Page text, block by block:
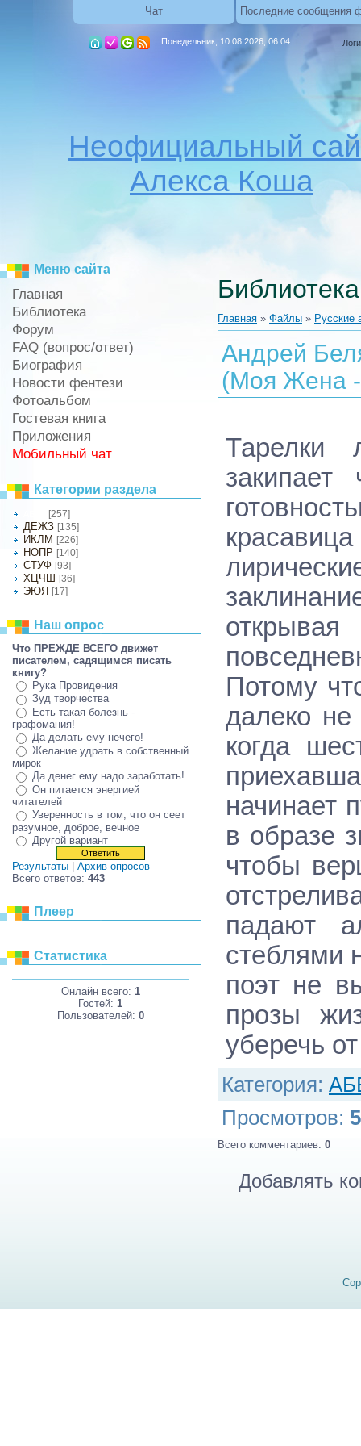
Чат Последние сообщения
Понедельник, 10.08.2026, 06:04
Неофициальный
Алекса Коша
Меню сайта
Главная
Библиотека
Форум
FAQ (вопрос/ответ)
Биография
Новости фентези
Фотоальбом
Гостевая книга
Приложения
Мобильный чат
Категории раздела
[257]
ДЕЖЗ [135]
ИКЛМ [226]
НОПР [140]
СТУФ [93]
ХЦЧШ [36]
ЭЮЯ [17]
Наш опрос
Что ПРЕЖДЕ ВСЕГО движет
писателем, садящимся писать
книгу?
Рука Провидения
Зуд творчества
Есть такая болезнь -
графомания!
Да делать ему нечего!
Желание удрать в собственный
мирок
Да денег ему надо заработать!
Он питается энергией
читателей
Уверенность в том, что он сеет
разумное, доброе, вечное
Другой вариант
Результаты
Архив опросов
Всего ответов: 443
Плеер
Статистика
Онлайн всего: 1
Гостей: 1
Пользователей: 0
Главная » Файлы » Русские
Андрей
(Моя Жена
Тарелки
Потому
далеко
когда
начинает
в образе
чтобы
падают
стеблями
поэт не
прозы
уберечь
Категория:
Просмотров:
Всего комментариев: 0
Добавлять